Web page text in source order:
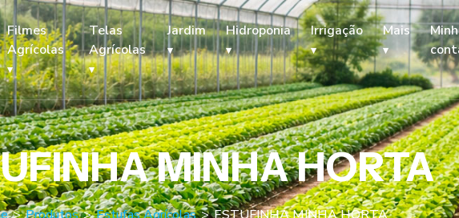
Filmes
Agrícolas
Telas
Agrícolas
Jardim Hidroponia Irrigação Mais
MINHA HORTA